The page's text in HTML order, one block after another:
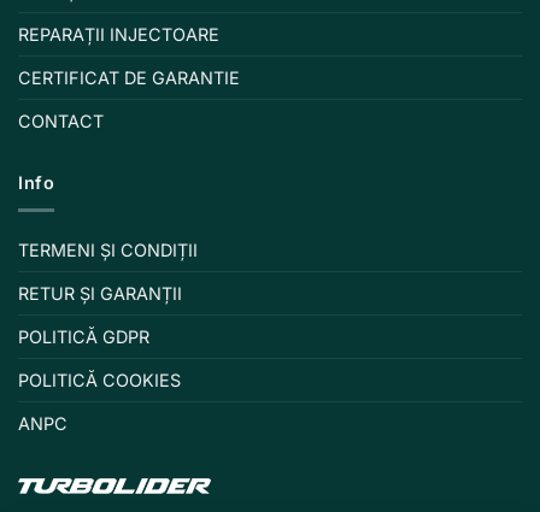
REPARAȚII INJECTOARE
CERTIFICAT DE GARANTIE
CONTACT
Info
TERMENI ȘI CONDIȚII
RETUR ȘI GARANȚII
POLITICĂ GDPR
POLITICĂ COOKIES
ANPC